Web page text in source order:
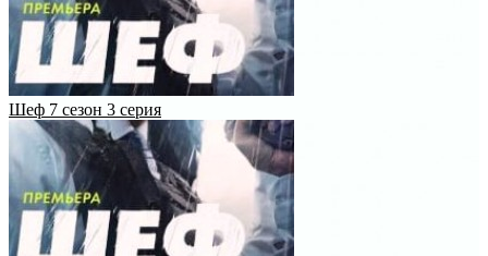
Шеф 7 сезон 3 серия